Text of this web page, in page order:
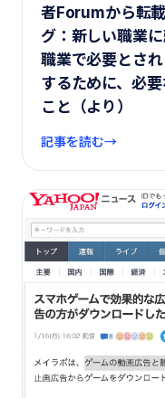
者Forumから転
グ：新しい職業
職業で必要とさ
するために、必
こと（より）
記事を読む